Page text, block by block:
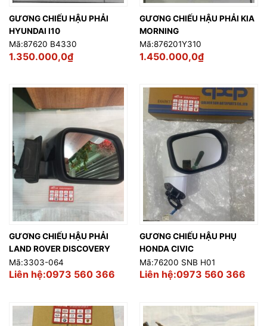
GƯƠNG CHIẾU HẬU PHẢI
HYUNDAI I10
Mã:87620 B4330
1.350.000,0₫
GƯƠNG CHIẾU HẬU PHẢI KIA
MORNING
Mã:876201Y310
1.450.000,0₫
GƯƠNG CHIẾU HẬU PHẢI
LAND ROVER DISCOVERY
Mã:3303-064
Liên hệ:0973 560 366
GƯƠNG CHIẾU HẬU PHỤ
HONDA CIVIC
Mã:76200 SNB H01
Liên hệ:0973 560 366